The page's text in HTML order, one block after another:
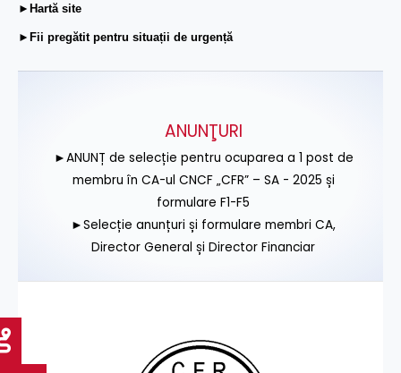
►Hartă site
►Fii pregătit pentru situații de urgență
ANUNŢURI
►ANUNȚ de selecție pentru ocuparea a 1 post de
membru în CA-ul CNCF „CFR” – SA - 2025 și
formulare F1-F5
►Selecție anunțuri și formulare membri CA,
Director General și Director Financiar